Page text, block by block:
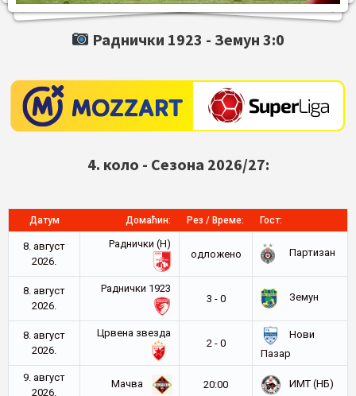
Раднички 1923 -Земун 3:0
4. коло - Сезона 2026/27:
Датум Домаћин: Рез / Време: Гост:
8. август
2026.
Раднички (Н)
oдложено
Партизан
8. август
2026.
Раднички 1923
3 - 0
Земун
8. август
2026.
Црвена звезда
2 - 0
Нови
Пазар
9. август
2026.
Мачва 20:00 ИМТ (НБ)